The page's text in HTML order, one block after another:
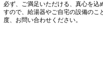
必ず、ご満足いただける、真心を込
すので、給湯器やご自宅の設備のこ
度、お問い合わせください。